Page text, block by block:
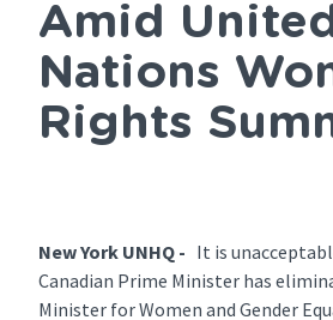
Amid
Nations
Rights
New York UNHQ - It is
Canadian Prime Minister has
Minister for Women and Gender